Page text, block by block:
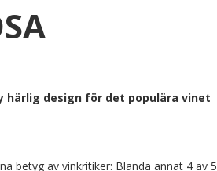
härlig design för det populära vinet
betyg av vinkritiker: Blanda annat 4 av 5